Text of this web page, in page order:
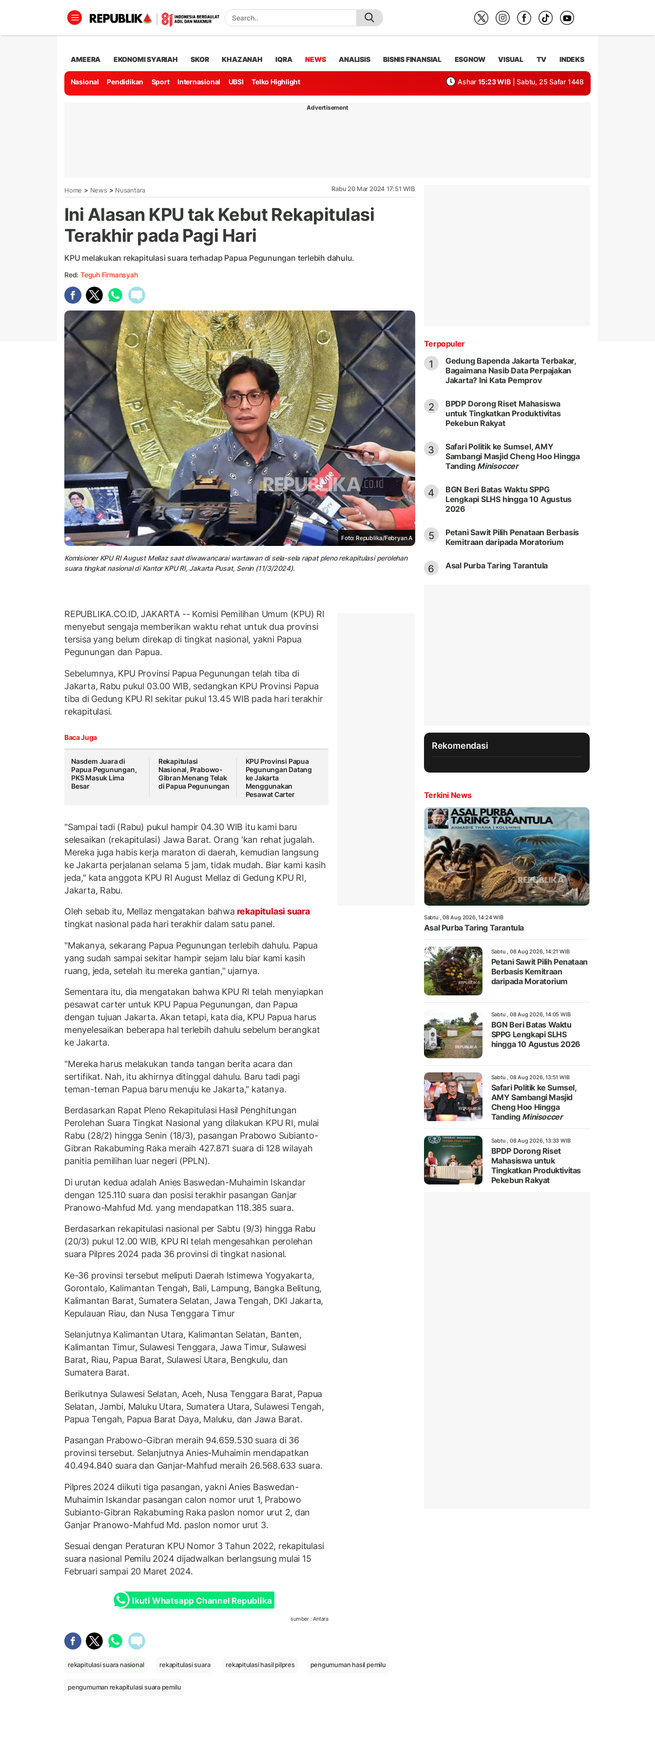
AMEERA EKONOMI SYARIAH SKOR KHAZANAH IQRA NEWS ANALISIS BISNIS FINANSIAL ESGNOW VISUAL TV INDEKS
Nasional Pendidikan Sport Internasional UBSI Telko Highlight Ashar 15:23 WIB | Sabtu, 25 Safar 1448
Advertisement
Home > News > Nusantara Rabu 20 Mar 2024 17:51 WIB
Ini Alasan KPU tak Kebut Rekapitulasi
Terakhir pada Pagi Hari
KPU melakukan rekapitulasi suara terhadap Papua Pegunungan terlebih dahulu.
Red: Teguh Firmansyah
Foto: Republika/Febryan A
Komisioner KPU RI August Mellaz saat diwawancarai wartawan di sela-sela rapat pleno rekapitulasi perolehan
suara tingkat nasional di Kantor KPU RI, Jakarta Pusat, Senin (11/3/2024).
REPUBLIKA.CO.ID, JAKARTA -- Komisi Pemilihan Umum (KPU) RI
menyebut sengaja memberikan waktu rehat untuk dua provinsi
tersisa yang belum direkap di tingkat nasional, yakni Papua
Pegunungan dan Papua.
Sebelumnya, KPU Provinsi Papua Pegunungan telah tiba di
Jakarta, Rabu pukul 03.00 WIB, sedangkan KPU Provinsi Papua
tiba di Gedung KPU RI sekitar pukul 13.45 WIB pada hari terakhir
rekapitulasi.
Baca Juga
Nasdem Juara di
Papua Pegunungan,
PKS Masuk Lima
Besar
Rekapitulasi
Nasional, Prabowo-
Gibran Menang Telak
di Papua Pegunungan
KPU Provinsi Papua
Pegunungan Datang
ke Jakarta
Menggunakan
Pesawat Carter
"Sampai tadi (Rabu) pukul hampir 04.30 WIB itu kami baru
selesaikan (rekapitulasi) Jawa Barat. Orang 'kan rehat jugalah.
Mereka juga habis kerja maraton di daerah, kemudian langsung
ke Jakarta perjalanan selama 5 jam, tidak mudah. Biar kami kasih
jeda," kata anggota KPU RI August Mellaz di Gedung KPU RI,
Jakarta, Rabu.
Oleh sebab itu, Mellaz mengatakan bahwa rekapitulasi suara
tingkat nasional pada hari terakhir dalam satu panel.
"Makanya, sekarang Papua Pegunungan terlebih dahulu. Papua
yang sudah sampai sekitar hampir sejam lalu biar kami kasih
ruang, jeda, setelah itu mereka gantian," ujarnya.
Sementara itu, dia mengatakan bahwa KPU RI telah menyiapkan
pesawat carter untuk KPU Papua Pegunungan, dan Papua
dengan tujuan Jakarta. Akan tetapi, kata dia, KPU Papua harus
menyelesaikan beberapa hal terlebih dahulu sebelum berangkat
ke Jakarta.
"Mereka harus melakukan tanda tangan berita acara dan
sertifikat. Nah, itu akhirnya ditinggal dahulu. Baru tadi pagi
teman-teman Papua baru menuju ke Jakarta," katanya.
Berdasarkan Rapat Pleno Rekapitulasi Hasil Penghitungan
Perolehan Suara Tingkat Nasional yang dilakukan KPU RI, mulai
Rabu (28/2) hingga Senin (18/3), pasangan Prabowo Subianto-
Gibran Rakabuming Raka meraih 427.871 suara di 128 wilayah
panitia pemilihan luar negeri (PPLN).
Di urutan kedua adalah Anies Baswedan-Muhaimin Iskandar
dengan 125.110 suara dan posisi terakhir pasangan Ganjar
Pranowo-Mahfud Md. yang mendapatkan 118.385 suara.
Berdasarkan rekapitulasi nasional per Sabtu (9/3) hingga Rabu
(20/3) pukul 12.00 WIB, KPU RI telah mengesahkan perolehan
suara Pilpres 2024 pada 36 provinsi di tingkat nasional.
Ke-36 provinsi tersebut meliputi Daerah Istimewa Yogyakarta,
Gorontalo, Kalimantan Tengah, Bali, Lampung, Bangka Belitung,
Kalimantan Barat, Sumatera Selatan, Jawa Tengah, DKI Jakarta,
Kepulauan Riau, dan Nusa Tenggara Timur
Selanjutnya Kalimantan Utara, Kalimantan Selatan, Banten,
Kalimantan Timur, Sulawesi Tenggara, Jawa Timur, Sulawesi
Barat, Riau, Papua Barat, Sulawesi Utara, Bengkulu, dan
Sumatera Barat.
Berikutnya Sulawesi Selatan, Aceh, Nusa Tenggara Barat, Papua
Selatan, Jambi, Maluku Utara, Sumatera Utara, Sulawesi Tengah,
Papua Tengah, Papua Barat Daya, Maluku, dan Jawa Barat.
Pasangan Prabowo-Gibran meraih 94.659.530 suara di 36
provinsi tersebut. Selanjutnya Anies-Muhaimin mendapatkan
40.494.840 suara dan Ganjar-Mahfud meraih 26.568.633 suara.
Pilpres 2024 diikuti tiga pasangan, yakni Anies Baswedan-
Muhaimin Iskandar pasangan calon nomor urut 1, Prabowo
Subianto-Gibran Rakabuming Raka paslon nomor urut 2, dan
Ganjar Pranowo-Mahfud Md. paslon nomor urut 3.
Sesuai dengan Peraturan KPU Nomor 3 Tahun 2022, rekapitulasi
suara nasional Pemilu 2024 dijadwalkan berlangsung mulai 15
Februari sampai 20 Maret 2024.
Ikuti Whatsapp Channel Republika
sumber : Antara
rekapitulasi suara nasional rekapitulasi suara rekapitulasi hasil pilpres pengumuman hasil pemilu
pengumuman rekapitulasi suara pemilu
Terpopuler
1
Gedung Bapenda Jakarta Terbakar,
Bagaimana Nasib Data Perpajakan
Jakarta? Ini Kata Pemprov
2
BPDP Dorong Riset Mahasiswa
untuk Tingkatkan Produktivitas
Pekebun Rakyat
3
Safari Politik ke Sumsel, AMY
Sambangi Masjid Cheng Hoo Hingga
Tanding Minisoccer
4
BGN Beri Batas Waktu SPPG
Lengkapi SLHS hingga 10 Agustus
2026
5
Petani Sawit Pilih Penataan Berbasis
Kemitraan daripada Moratorium
6 Asal Purba Taring Tarantula
Rekomendasi
Terkini News
Sabtu , 08 Aug 2026, 14:24 WIB
Asal Purba Taring Tarantula
Sabtu , 08 Aug 2026, 14:21 WIB
Petani Sawit Pilih Penataan
Berbasis Kemitraan
daripada Moratorium
Sabtu , 08 Aug 2026, 14:05 WIB
BGN Beri Batas Waktu
SPPG Lengkapi SLHS
hingga 10 Agustus 2026
Sabtu , 08 Aug 2026, 13:51 WIB
Safari Politik ke Sumsel,
AMY Sambangi Masjid
Cheng Hoo Hingga
Tanding Minisoccer
Sabtu , 08 Aug 2026, 13:33 WIB
BPDP Dorong Riset
Mahasiswa untuk
Tingkatkan Produktivitas
Pekebun Rakyat